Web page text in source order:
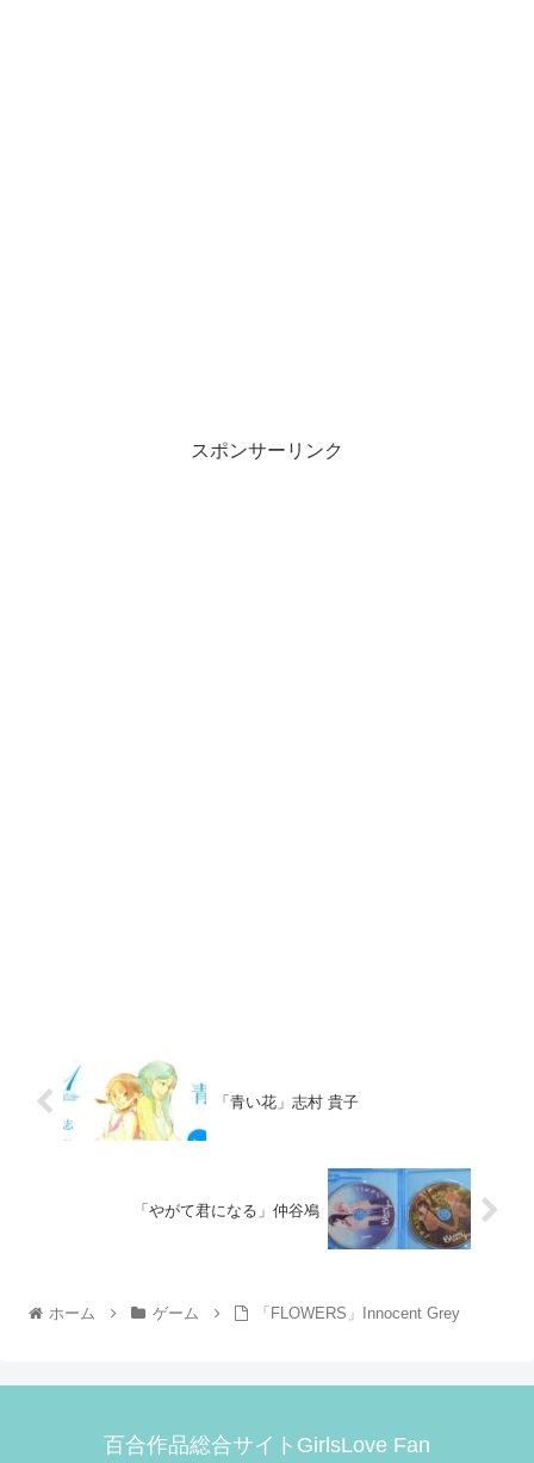
スポンサーリンク
「青い花」志村 貴子
「やがて君になる」仲谷鳰
ホーム ゲーム 「FLOWERS」Innocent Grey
百合作品総合サイトGirlsLove Fan